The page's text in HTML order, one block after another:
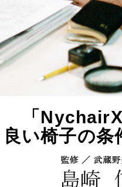
「
良い椅子の